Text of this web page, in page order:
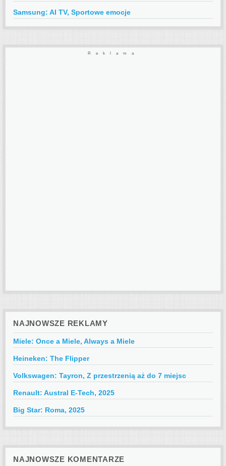
Samsung: AI TV, Sportowe emocje
Reklama
NAJNOWSZE REKLAMY
Miele: Once a Miele, Always a Miele
Heineken: The Flipper
Volkswagen: Tayron, Z przestrzenią aż do 7 miejsc
Renault: Austral E-Tech, 2025
Big Star: Roma, 2025
NAJNOWSZE KOMENTARZE